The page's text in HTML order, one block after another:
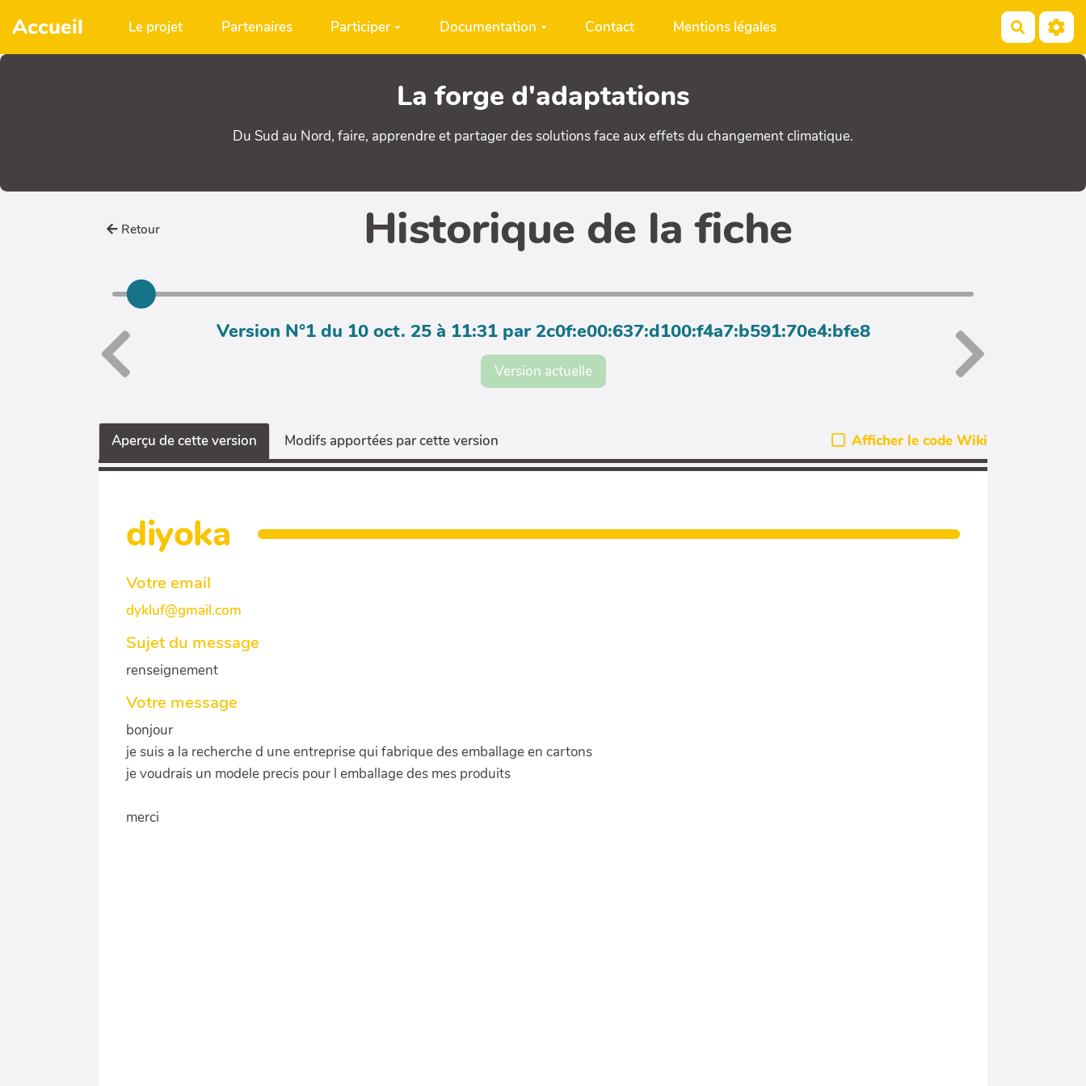
Aller au contenu principal
Accueil Le projet Partenaires Participer Documentation Contact Mentions légales
La forge d'adaptations
Du Sud au Nord, faire, apprendre et partager des solutions face aux effets du changement climatique.
Retour Historique de la fiche
Version N°1 du 10 oct. 25 à 11:31 par 2c0f:e00:637:d100:f4a7:b591:70e4:bfe8
Version actuelle
Aperçu de cette version Modifs apportées par cette version Afficher le code Wiki
diyoka
Votre email
dykluf@gmail.com
Sujet du message
renseignement
Votre message
bonjour
je suis a la recherche d une entreprise qui fabrique des emballage en cartons
je voudrais un modele precis pour l emballage des mes produits
merci